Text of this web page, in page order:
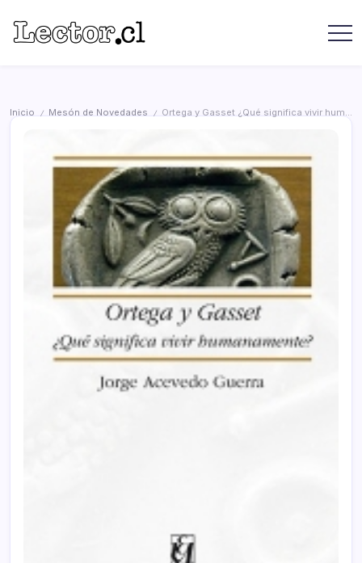
contenido
de
chilenas
Chilena
Inicio / Mesón de Novedades / Ortega y Gasset ¿Qué significa vivir humanamente?